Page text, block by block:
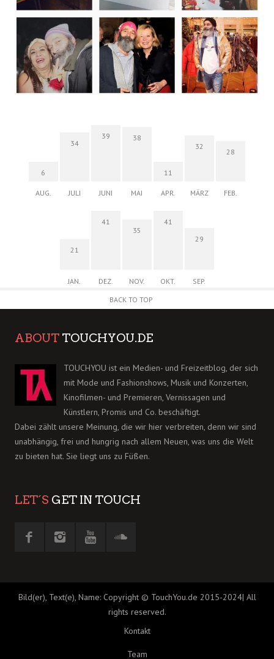
6
AUG.
34
JULI
39
JUNI
38
MAI
11
APR.
32
MÄRZ
28
FEB.
21
JAN.
41
DEZ.
35
NOV.
41
OKT.
29
SEP.
BACK TO TOP
ABOUT TOUCHYOU.DE
TOUCHYOU ist ein Medien- und Freizeitblog, der sich
mit Mode und Fashionshows, Musik und Konzerten,
Kinofilmen- und Premieren, Vernissagen und
Künstlern, Promis und Co. beschäftigt.
Dabei zählt unsere Meinung, die wir hier verbreiten, denn wir sind
unabhängig, frei und hungrig nach allem Neuen, was uns die Welt
zu bieten hat. Sie liegt uns zu Füßen.
LET´S GET IN TOUCH
Bild(er), Text(e), Name: Copyright © TouchYou.de 2015-2024| All
rights reserved.
Kontakt
Team